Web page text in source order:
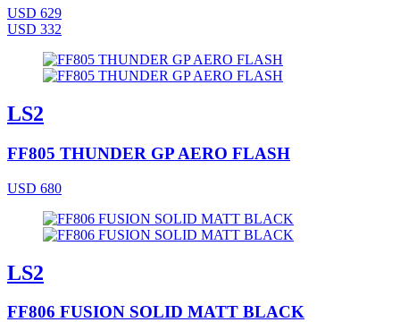
USD 629
USD 332
LS2
FF805 THUNDER GP AERO FLASH
USD 680
LS2
FF806 FUSION SOLID MATT BLACK